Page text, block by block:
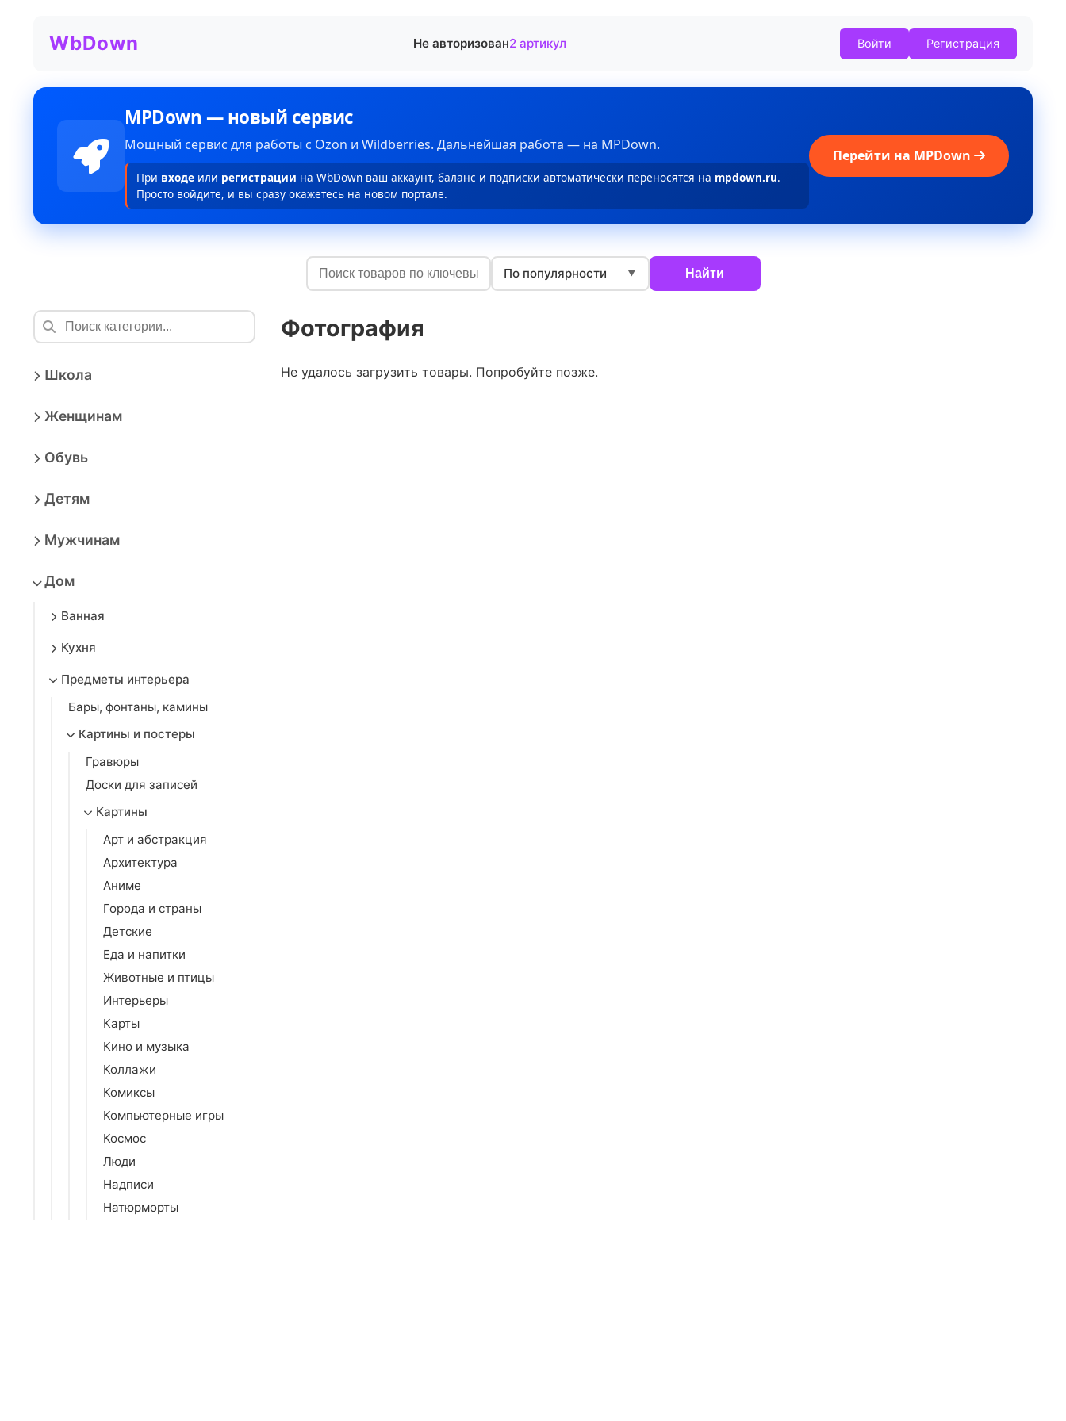
WbDown Не авторизован2 артикул Войти Регистрация
MPDown — новый сервис
Мощный сервис для работы с Ozon и Wildberries. Дальнейшая работа — на MPDown.
При входе или регистрации на WbDown ваш аккаунт, баланс и подписки автоматически переносятся на mpdown.ru.
Просто войдите, и вы сразу окажетесь на новом портале.
Перейти на MPDown
По популярности ▼ Найти
Школа
Женщинам
Обувь
Детям
Мужчинам
Дом
Ванная
Кухня
Предметы интерьера
Бары, фонтаны, камины
Картины и постеры
Гравюры
Доски для записей
Картины
Арт и абстракция
Архитектура
Аниме
Города и страны
Детские
Еда и напитки
Животные и птицы
Интерьеры
Карты
Кино и музыка
Коллажи
Комиксы
Компьютерные игры
Космос
Люди
Надписи
Натюрморты
Фотография
Не удалось загрузить товары. Попробуйте позже.